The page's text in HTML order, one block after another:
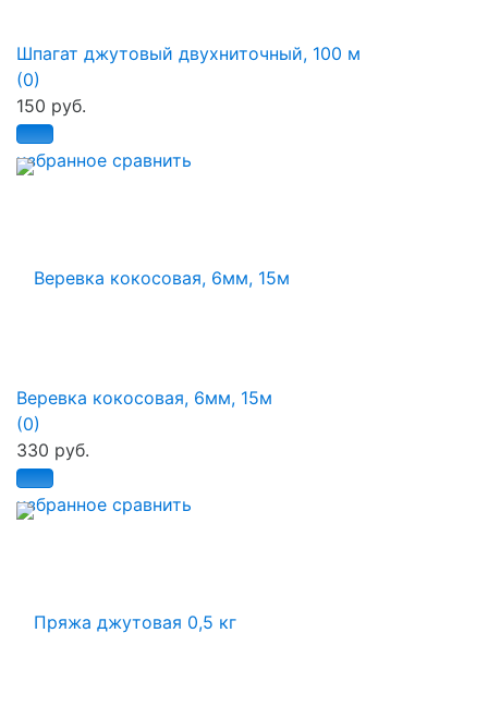
избранное сравнить
Шпагат джутовый двухниточный, 100 м
(0)
150 руб.
избранное сравнить
Веревка кокосовая, 6мм, 15м
(0)
330 руб.